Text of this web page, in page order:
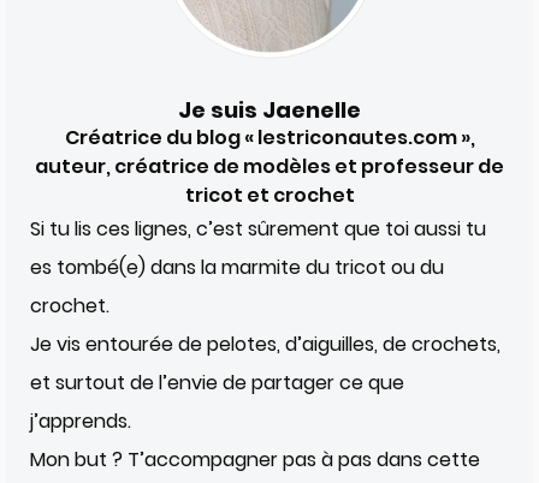
Je suis Jaenelle
Créatrice du blog « lestriconautes.com »,
auteur, créatrice de modèles et professeur de
tricot et crochet
Si tu lis ces lignes, c’est sûrement que toi aussi tu
es tombé(e) dans la marmite du tricot ou du
crochet.
Je vis entourée de pelotes, d’aiguilles, de crochets,
et surtout de l’envie de partager ce que
j’apprends.
Mon but ? T’accompagner pas à pas dans cette